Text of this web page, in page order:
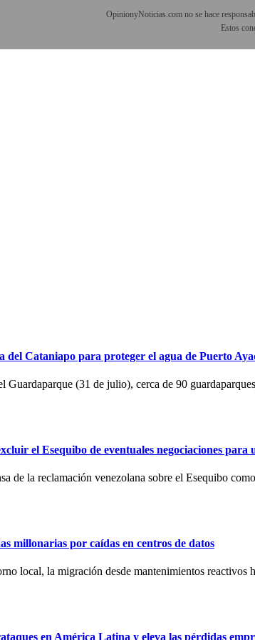
OpinionyNoticias.com no se hace
Estos
del Cataniapo para proteger el agua de Puerto
(31 de julio), cerca de 90
el Esequibo de eventuales negociaciones para
de la reclamación venezolana sobre el Esequibo
millonarias por caídas en centros de datos
local, la migración desde mantenimientos
en América Latina y eleva las pérdidas